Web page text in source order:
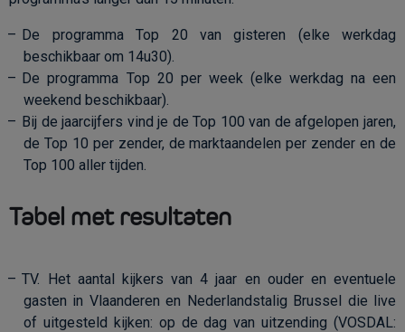
De programma Top 20 van gisteren (elke werkdag
beschikbaar om 14u30).
De programma Top 20 per week (elke werkdag na een
weekend beschikbaar).
Bij de jaarcijfers vind je de Top 100 van de afgelopen jaren,
de Top 10 per zender, de marktaandelen per zender en de
Top 100 aller tijden.
Tabel met resultaten
TV. Het aantal kijkers van 4 jaar en ouder en eventuele
gasten in Vlaanderen en Nederlandstalig Brussel die live
of uitgesteld kijken: op de dag van uitzending (VOSDAL: